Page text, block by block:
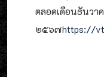
ตลอดเดือนธันวา
๒๕๖๗https://